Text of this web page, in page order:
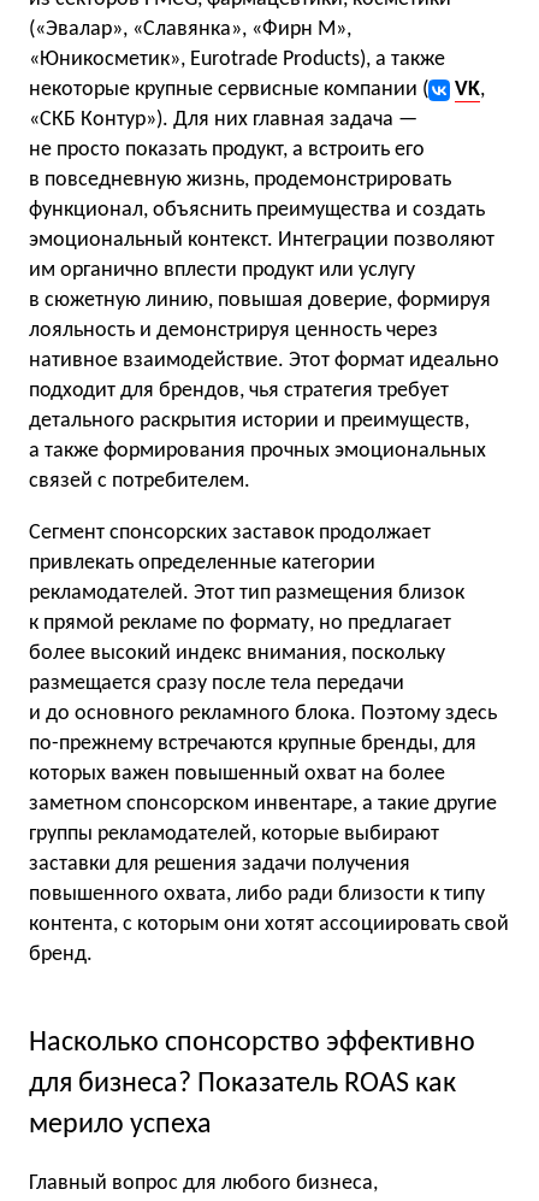
(«Эвалар», «Славянка», «Фирн М»,
«Юникосметик», Eurotrade Products), а также
некоторые крупные сервисные компании (
VK,
«СКБ Контур»). Для них главная задача —
не просто показать продукт, а встроить его
в повседневную жизнь, продемонстрировать
функционал, объяснить преимущества и создать
эмоциональный контекст. Интеграции позволяют
им органично вплести продукт или услугу
в сюжетную линию, повышая доверие, формируя
лояльность и демонстрируя ценность через
нативное взаимодействие. Этот формат идеально
подходит для брендов, чья стратегия требует
детального раскрытия истории и преимуществ,
а также формирования прочных эмоциональных
связей с потребителем.
Сегмент спонсорских заставок продолжает
привлекать определенные категории
рекламодателей. Этот тип размещения близок
к прямой рекламе по формату, но предлагает
более высокий индекс внимания, поскольку
размещается сразу после тела передачи
и до основного рекламного блока. Поэтому здесь
по-прежнему встречаются крупные бренды, для
которых важен повышенный охват на более
заметном спонсорском инвентаре, а такие другие
группы рекламодателей, которые выбирают
заставки для решения задачи получения
повышенного охвата, либо ради близости к типу
контента, с которым они хотят ассоциировать свой
бренд.
Насколько спонсорство эффективно
для бизнеса? Показатель ROAS как
мерило успеха
Главный вопрос для любого бизнеса,